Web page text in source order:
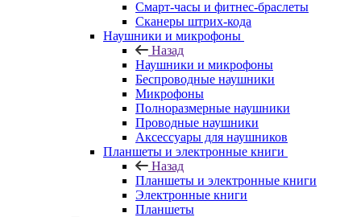
Смарт-часы и фитнес-браслеты
Сканеры штрих-кода
Наушники и микрофоны
Назад
Наушники и микрофоны
Беспроводные наушники
Микрофоны
Полноразмерные наушники
Проводные наушники
Аксессуары для наушников
Планшеты и электронные книги
Назад
Планшеты и электронные книги
Электронные книги
Планшеты